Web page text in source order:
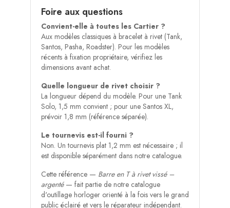
Foire aux questions
Convient-elle à toutes les Cartier ?
Aux modèles classiques à bracelet à rivet (Tank,
Santos, Pasha, Roadster). Pour les modèles
récents à fixation propriétaire, vérifiez les
dimensions avant achat.
Quelle longueur de rivet choisir ?
La longueur dépend du modèle. Pour une Tank
Solo, 1,5 mm convient ; pour une Santos XL,
prévoir 1,8 mm (référence séparée).
Le tournevis est-il fourni ?
Non. Un tournevis plat 1,2 mm est nécessaire ; il
est disponible séparément dans notre catalogue.
Cette référence — Barre en T à rivet vissé –
argenté— fait partie de notre catalogue
d'outillage horloger orienté à la fois vers le grand
public éclairé et vers le réparateur indépendant.